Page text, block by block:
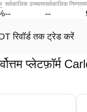
सर्वकालिक उच्चतम
--
सर्वकालिक निम्नतम
--
रिवॉर्ड तक ट्रेड करें
प्लेटफ़ॉर्म